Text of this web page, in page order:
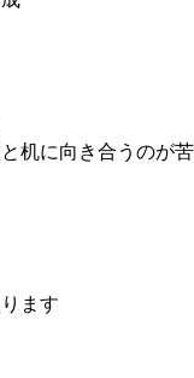
机に向き合うのが苦
ます